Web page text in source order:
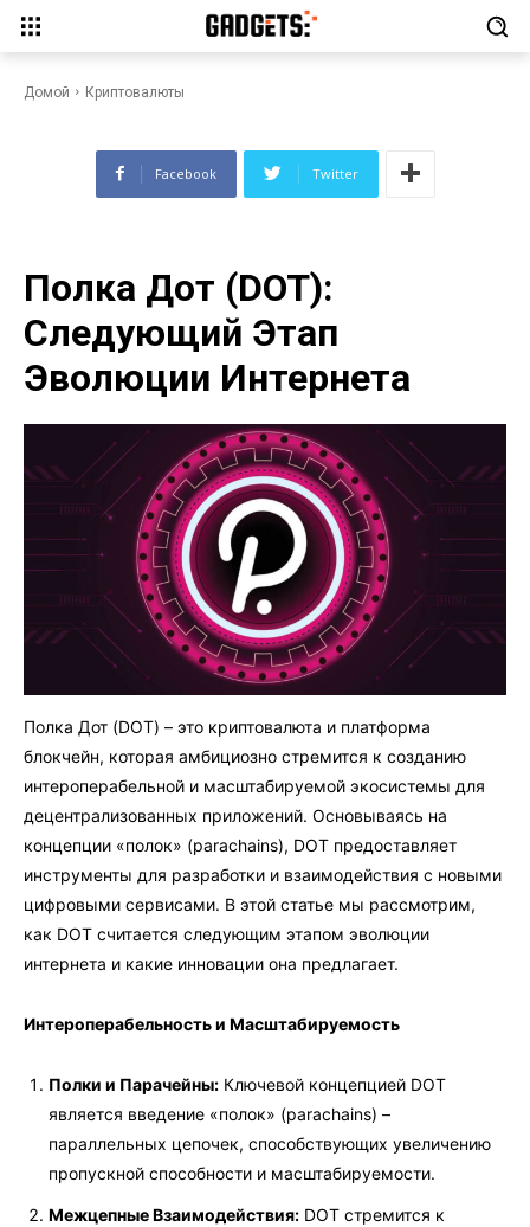
Домой Криптовалюты
Полка Дот (DOT): Следующий
Facebook Twitter
Полка Дот (DOT):
Следующий Этап
Эволюции Интернета
Полка Дот (DOT) – это криптовалюта и платформа
блокчейн, которая амбициозно стремится к созданию
интероперабельной и масштабируемой экосистемы для
децентрализованных приложений. Основываясь на
концепции «полок» (parachains), DOT предоставляет
инструменты для разработки и взаимодействия с новыми
цифровыми сервисами. В этой статье мы рассмотрим,
как DOT считается следующим этапом эволюции
интернета и какие инновации она предлагает.
Интероперабельность и Масштабируемость
Полки и Парачейны: Ключевой концепцией DOT
является введение «полок» (parachains) –
параллельных цепочек, способствующих увеличению
пропускной способности и масштабируемости.
Межцепные Взаимодействия: DOT стремится к